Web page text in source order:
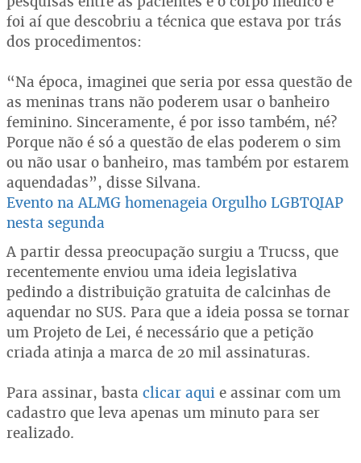
foi aí que descobriu a técnica que estava por trás
dos procedimentos:
“Na época, imaginei que seria por essa questão de
as meninas trans não poderem usar o banheiro
feminino. Sinceramente, é por isso também, né?
Porque não é só a questão de elas poderem o sim
ou não usar o banheiro, mas também por estarem
aquendadas”, disse Silvana.
Evento na ALMG homenageia Orgulho LGBTQIAP
nesta segunda
A partir dessa preocupação surgiu a Trucss, que
recentemente enviou uma ideia legislativa
pedindo a distribuição gratuita de calcinhas de
aquendar no SUS. Para que a ideia possa se tornar
um Projeto de Lei, é necessário que a petição
criada atinja a marca de 20 mil assinaturas.
Para assinar, basta clicar aqui e assinar com um
cadastro que leva apenas um minuto para ser
realizado.